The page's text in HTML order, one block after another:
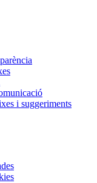
i suggeriments